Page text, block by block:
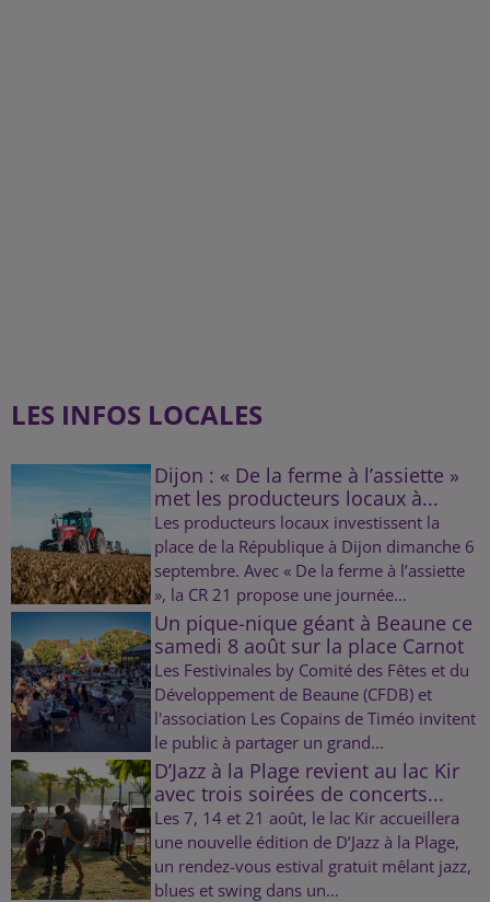
LES INFOS LOCALES
Dijon : « De la ferme à l’assiette »
met les producteurs locaux à...
Les producteurs locaux investissent la
place de la République à Dijon dimanche 6
septembre. Avec « De la ferme à l’assiette
», la CR 21 propose une journée...
Un pique-nique géant à Beaune ce
samedi 8 août sur la place Carnot
Les Festivinales by Comité des Fêtes et du
Développement de Beaune (CFDB) et
l'association Les Copains de Timéo invitent
le public à partager un grand...
D’Jazz à la Plage revient au lac Kir
avec trois soirées de concerts...
Les 7, 14 et 21 août, le lac Kir accueillera
une nouvelle édition de D’Jazz à la Plage,
un rendez-vous estival gratuit mêlant jazz,
blues et swing dans un...